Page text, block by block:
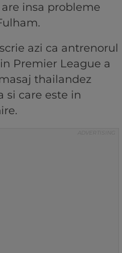
insa probleme
azi ca antrenorul
Premier League a
thailandez
si care este in